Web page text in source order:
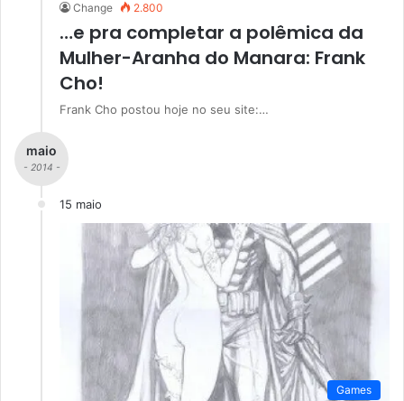
Change 2.800
…e pra completar a polêmica da
Mulher-Aranha do Manara: Frank
Cho!
Frank Cho postou hoje no seu site:…
maio
- 2014 -
15 maio
Games